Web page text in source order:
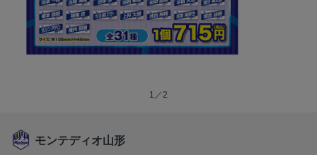
1／2
モンテディオ山形